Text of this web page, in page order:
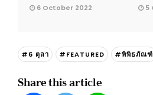
6 October 2022 5
#6 ตุลา #FEATURED #พิพิธภัณฑ์
Share this article